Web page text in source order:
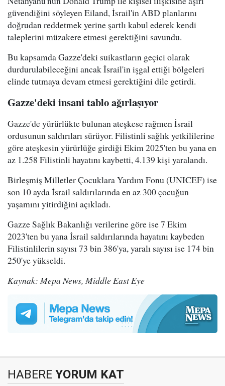
güvendiğini söyleyen Eiland, İsrail'in ABD planlarını
doğrudan reddetmek yerine şartlı kabul ederek kendi
taleplerini müzakere etmesi gerektiğini savundu.
Bu kapsamda Gazze'deki suikastların geçici olarak
durdurulabileceğini ancak İsrail'in işgal ettiği bölgeleri
elinde tutmaya devam etmesi gerektiğini dile getirdi.
Gazze'deki insani tablo ağırlaşıyor
Gazze'de yürürlükte bulunan ateşkese rağmen İsrail
ordusunun saldırıları sürüyor. Filistinli sağlık yetkililerine
göre ateşkesin yürürlüğe girdiği Ekim 2025'ten bu yana en
az 1.258 Filistinli hayatını kaybetti, 4.139 kişi yaralandı.
Birleşmiş Milletler Çocuklara Yardım Fonu (UNICEF) ise
son 10 ayda İsrail saldırılarında en az 300 çocuğun
yaşamını yitirdiğini açıkladı.
Gazze Sağlık Bakanlığı verilerine göre ise 7 Ekim
2023'ten bu yana İsrail saldırılarında hayatını kaybeden
Filistinlilerin sayısı 73 bin 386'ya, yaralı sayısı ise 174 bin
250'ye yükseldi.
Kaynak: Mepa News, Middle East Eye
HABERE YORUM KAT